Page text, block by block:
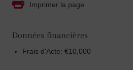
Imprimer la page
Données financières
Frais d'Acte: €10,000